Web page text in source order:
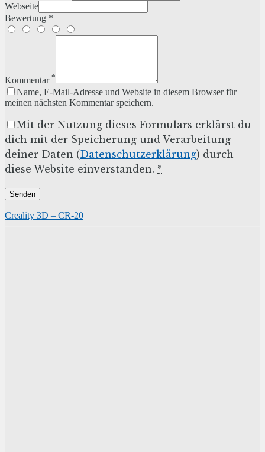
Webseite
Bewertung *
Kommentar *
Name, E-Mail-Adresse und Website in diesem Browser für
meinen nächsten Kommentar speichern.
Mit der Nutzung dieses Formulars erklärst du
dich mit der Speicherung und Verarbeitung
deiner Daten (Datenschutzerklärung) durch
diese Website einverstanden. *
Creality 3D – CR-20